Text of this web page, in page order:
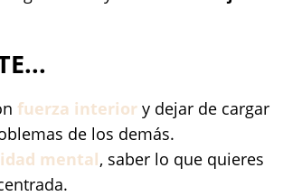
fuerza interior y dejar de cargar
de los demás.
mental, saber lo que quieres